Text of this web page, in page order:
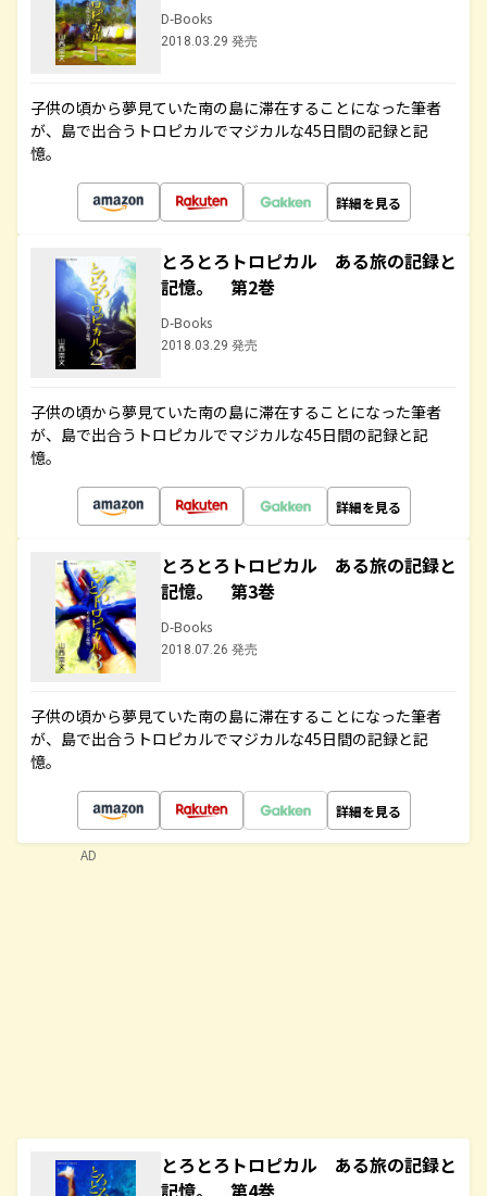
D-Books
2018.03.29 発売
子供の頃から夢見ていた南の島に滞在することになった筆者
が、島で出合うトロピカルでマジカルな45日間の記録と記
憶。
詳細を見る
とろとろトロピカル ある旅の記録と
記憶。 第2巻
D-Books
2018.03.29 発売
子供の頃から夢見ていた南の島に滞在することになった筆者
が、島で出合うトロピカルでマジカルな45日間の記録と記
憶。
詳細を見る
とろとろトロピカル ある旅の記録と
記憶。 第3巻
D-Books
2018.07.26 発売
子供の頃から夢見ていた南の島に滞在することになった筆者
が、島で出合うトロピカルでマジカルな45日間の記録と記
憶。
詳細を見る
とろとろトロピカル ある旅の記録と
記憶。 第4巻
AD